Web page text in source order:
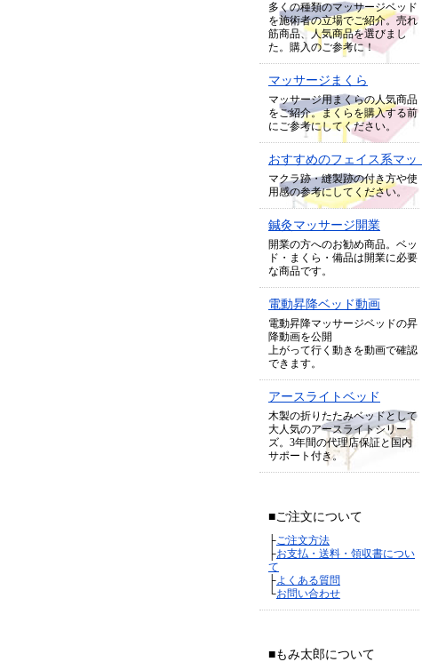
多くの種類のマッサージベッド
を施術者の立場でご紹介。売れ
筋商品、人気商品を選びまし
た。購入のご参考に！
マッサージまくら
マッサージ用まくらの人気商品
をご紹介。まくらを購入する前
にご参考にしてください。
おすすめのフェイス系マッ
マクラ跡・縫製跡の付き方や使
用感の参考にしてください。
鍼灸マッサージ開業
開業の方へのお勧め商品。ベッ
ド・まくら・備品は開業に必要
な商品です。
電動昇降ベッド動画
電動昇降マッサージベッドの昇
降動画を公開
上がって行く動きを動画で確認
できます。
アースライトベッド
木製の折りたたみベッドとして
大人気のアースライトシリー
ズ。3年間の代理店保証と国内
サポート付き。
■ご注文について
├ご注文方法
├お支払・送料・領収書につい
て
├よくある質問
└お問い合わせ
■もみ太郎について